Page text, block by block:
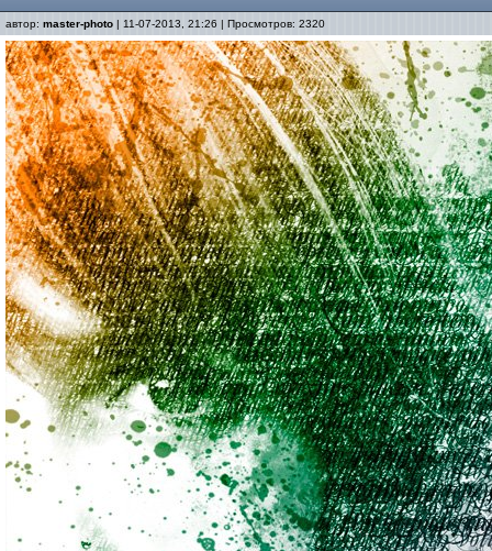
автор: master-photo | 11-07-2013, 21:26 | Просмотров: 2320